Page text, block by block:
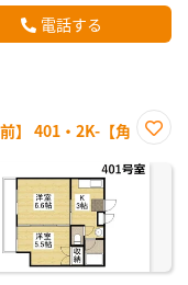
電話する
】 401・2K-【角
に入